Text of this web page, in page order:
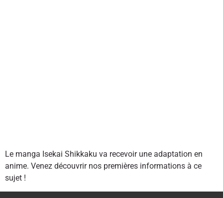
Le manga Isekai Shikkaku va recevoir une adaptation en
anime. Venez découvrir nos premières informations à ce
sujet !